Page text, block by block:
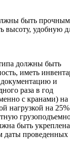
быть
высоту, удобную
должны быть
иметь
и
раза в год
с кранами) на
нагрузкой на 25%
быть укреплена
даты проведенных